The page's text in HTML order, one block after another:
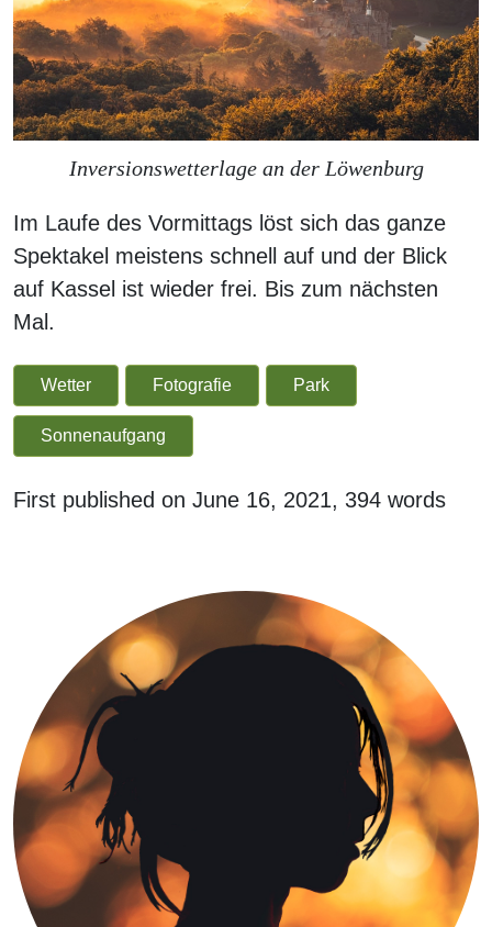
Inversionswetterlage an der Löwenburg
Im Laufe des Vormittags löst sich das ganze
Spektakel meistens schnell auf und der Blick
auf Kassel ist wieder frei. Bis zum nächsten
Mal.
Wetter Fotografie Park
Sonnenaufgang
First published on June 16, 2021, 394 words